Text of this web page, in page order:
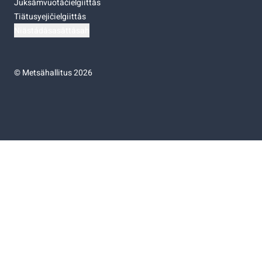
Juksâmvuotâčielgiittâs
Tiätusyejičielgiittâs
©Metsähallitus 2026